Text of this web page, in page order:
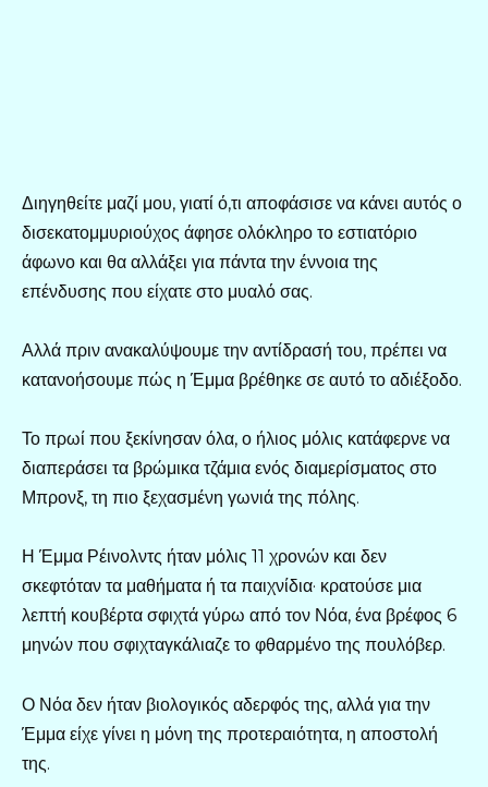
Διηγηθείτε μαζί μου, γιατί ό,τι αποφάσισε να κάνει αυτός ο
δισεκατομμυριούχος άφησε ολόκληρο το εστιατόριο
άφωνο και θα αλλάξει για πάντα την έννοια της
επένδυσης που είχατε στο μυαλό σας.
Αλλά πριν ανακαλύψουμε την αντίδρασή του, πρέπει να
κατανοήσουμε πώς η Έμμα βρέθηκε σε αυτό το αδιέξοδο.
Το πρωί που ξεκίνησαν όλα, ο ήλιος μόλις κατάφερνε να
διαπεράσει τα βρώμικα τζάμια ενός διαμερίσματος στο
Μπρονξ, τη πιο ξεχασμένη γωνιά της πόλης.
Η Έμμα Ρέινολντς ήταν μόλις 11 χρονών και δεν
σκεφτόταν τα μαθήματα ή τα παιχνίδια· κρατούσε μια
λεπτή κουβέρτα σφιχτά γύρω από τον Νόα, ένα βρέφος 6
μηνών που σφιχταγκάλιαζε το φθαρμένο της πουλόβερ.
Ο Νόα δεν ήταν βιολογικός αδερφός της, αλλά για την
Έμμα είχε γίνει η μόνη της προτεραιότητα, η αποστολή
της.